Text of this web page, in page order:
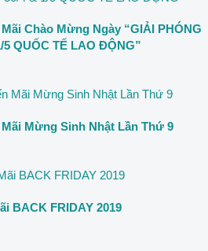
Chào Mừng Ngày “GIẢI PHÓNG
5 QUỐC TẾ LAO ĐỘNG”
Mừng Sinh Nhật Lần Thứ 9
BACK FRIDAY 2019